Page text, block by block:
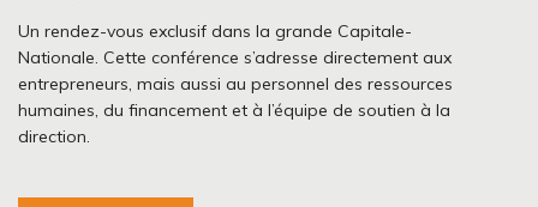
Un rendez-vous exclusif dans la grande Capitale-
Nationale. Cette conférence s’adresse directement aux
entrepreneurs, mais aussi au personnel des ressources
humaines, du financement et à l’équipe de soutien à la
direction.